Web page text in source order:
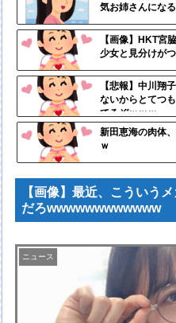
気お姉さんにな
【画像】HKT宮
少女と見分けが
【悲報】中川翔
ないからとてつ
てるぞｗｗｗ
新田恵海の肉体
ｗ
- 固
定リ
ツー
【画像】最近、こういう
だろwwwwwwwwwwww
ニュース